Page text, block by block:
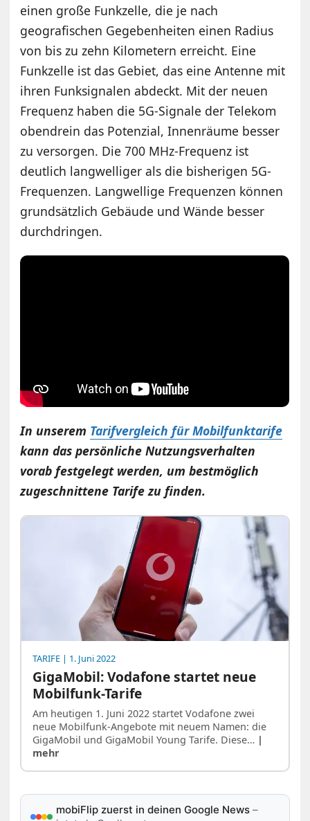
einen große Funkzelle, die je nach
geografischen Gegebenheiten einen Radius
von bis zu zehn Kilometern erreicht. Eine
Funkzelle ist das Gebiet, das eine Antenne mit
ihren Funksignalen abdeckt. Mit der neuen
Frequenz haben die 5G-Signale der Telekom
obendrein das Potenzial, Innenräume besser
zu versorgen. Die 700 MHz-Frequenz ist
deutlich langwelliger als die bisherigen 5G-
Frequenzen. Langwellige Frequenzen können
grundsätzlich Gebäude und Wände besser
durchdringen.
In unserem Tarifvergleich für Mobilfunktarife
kann das persönliche Nutzungsverhalten
vorab festgelegt werden, um bestmöglich
zugeschnittene Tarife zu finden.
TARIFE | 1. Juni 2022
GigaMobil: Vodafone startet neue
Mobilfunk-Tarife
Am heutigen 1. Juni 2022 startet Vodafone zwei
neue Mobilfunk-Angebote mit neuem Namen: die
GigaMobil und GigaMobil Young Tarife. Diese… |
mehr
mobiFlip zuerst in deinen Google News –